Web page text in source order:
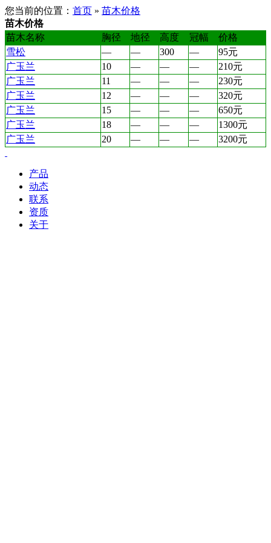
您当前的位置： 首页 » 苗木价格
苗木价格
苗木名称
胸径 地径 高度 冠幅
价格
雪松
— — 300 —
95元
广玉兰
10 — — —
210元
广玉兰
11 — — —
230元
广玉兰
12 — — —
320元
广玉兰
15 — — —
650元
广玉兰
18 — — —
1300元
广玉兰
20 — — — 3200元
产品
动态
联系
资质
关于